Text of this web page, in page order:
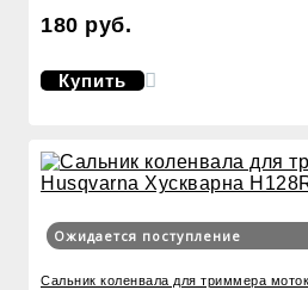
180 руб.
Купить
Ожидается поступление
Сальник коленвала для триммера